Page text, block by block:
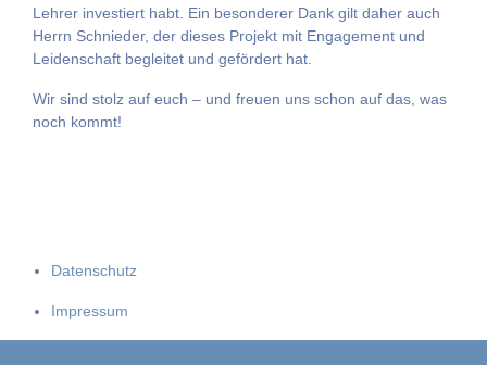
Lehrer investiert habt. Ein besonderer Dank gilt daher auch
Herrn Schnieder, der dieses Projekt mit Engagement und
Leidenschaft begleitet und gefördert hat.
Wir sind stolz auf euch – und freuen uns schon auf das, was
noch kommt!
Datenschutz
Impressum